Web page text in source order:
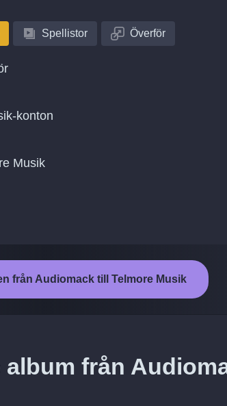
Spellistor Överför
konton
Musik
från Audiomack till Telmore Musik
från